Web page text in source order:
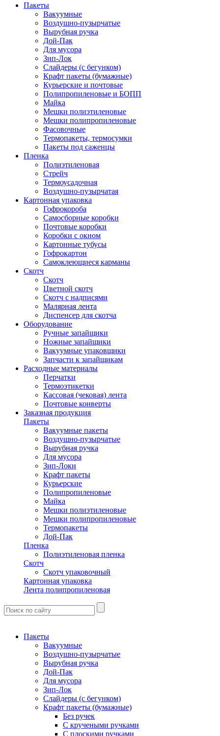
Пакеты
Вакуумные
Воздушно-пузырчатые
Вырубная ручка
Дой-Пак
Для мусора
Зип-Лок
Слайдеры (с бегунком)
Крафт пакеты (бумажные)
Курьерские и почтовые
Полипропиленовые и БОПП
Майка
Мешки полиэтиленовые
Мешки полипропиленовые
Фасовочные
Термопакеты, термосумки
Пакеты под саженцы
Пленка
Полиэтиленовая
Стрейч
Термоусадочная
Воздушно-пузырчатая
Картонная упаковка
Гофрокороба
Самосборные коробки
Почтовые коробки
Коробки с окном
Картонные тубусы
Гофрокартон
Самоклеющиеся карманы
Скотч
Скотч
Цветной скотч
Скотч с надписями
Малярная лента
Диспенсер для скотча
Оборудование
Ручные запайщики
Ножные запайщики
Вакуумные упаковщики
Запчасти к запайщикам
Расходные материалы
Перчатки
Термоэтикетки
Кассовая (чековая) лента
Почтовые конверты
Заказная продукция
Пакеты
Вакуумные пакеты
Воздушно-пузырчатые
Вырубная ручка
Для мусора
Зип-Локи
Крафт пакеты
Курьерские
Полипропиленовые
Майка
Мешки полиэтиленовые
Мешки полипропиленовые
Термопакеты
Дой-Пак
Пленка
Полиэтиленовая пленка
Скотч
Скотч упаковочный
Картонная упаковка
Лента полипропиленовая
Пакеты
Вакуумные
Воздушно-пузырчатые
Вырубная ручка
Дой-Пак
Для мусора
Зип-Лок
Слайдеры (с бегунком)
Крафт пакеты (бумажные)
Без ручек
С кручеными ручками
С плоскими ручками